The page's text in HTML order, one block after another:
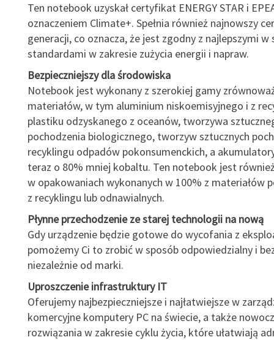
Ten notebook uzyskał certyfikat ENERGY STAR i
oznaczeniem Climate+. Spełnia również najnowszy
generacji, co oznacza, że jest zgodny z najlepszymi w
standardami w zakresie zużycia energii i napraw.
Bezpieczniejszy dla środowiska
Notebook jest wykonany z szerokiej gamy
materiałów, w tym aluminium niskoemisyjnego i z
plastiku odzyskanego z oceanów, tworzywa
pochodzenia biologicznego, tworzyw sztucznych
recyklingu odpadów pokonsumenckich, a
teraz o 80% mniej kobaltu. Ten notebook jest
w opakowaniach wykonanych w 100% z materiałów
z recyklingu lub odnawialnych.
Płynne przechodzenie ze starej technologii na nową
Gdy urządzenie będzie gotowe do wycofania z
pomożemy Ci to zrobić w sposób odpowiedzialny i
niezależnie od marki.
Uproszczenie infrastruktury IT
Oferujemy najbezpieczniejsze i najłatwiejsze w
komercyjne komputery PC na świecie, a także
rozwiązania w zakresie cyklu życia, które ułatwiają